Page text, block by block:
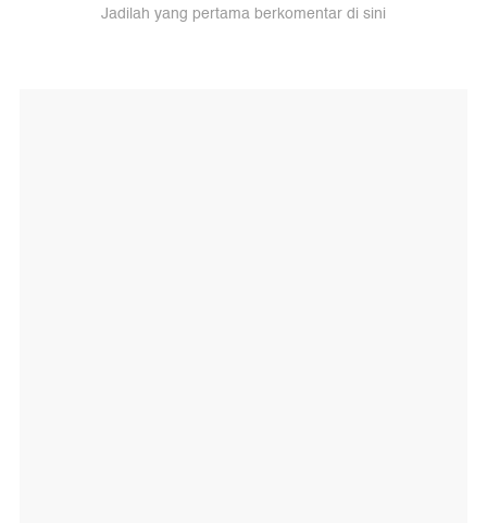
Jadilah yang pertama berkomentar di sini